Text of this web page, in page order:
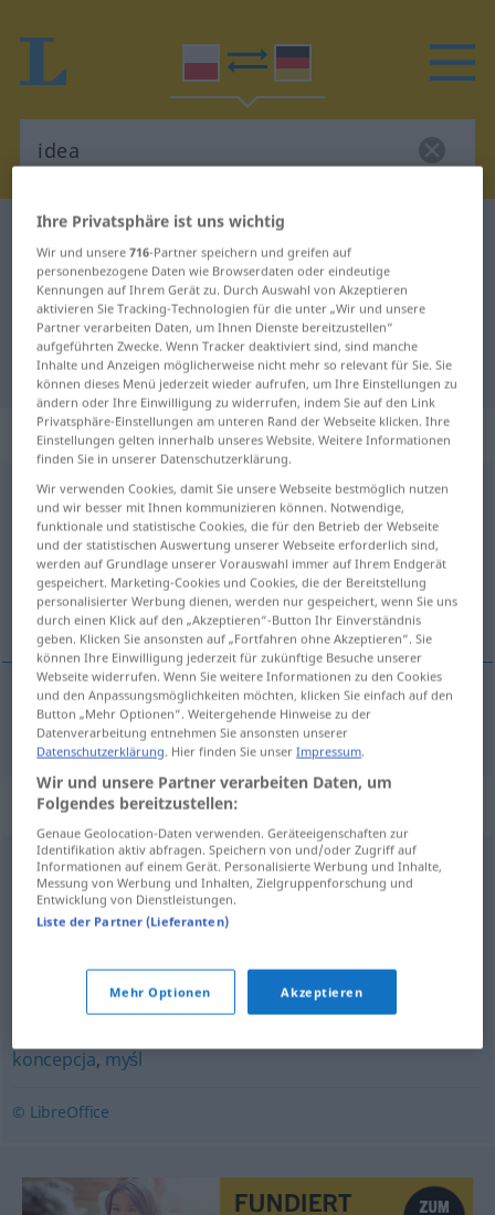
Polnisch-Deutsch Wörterbuch
Polnisch-Deutsch Übersetzung für
"idea"
"idea" Deutsch Übersetzung
„idea“: rodzaj żeński
ideaf <gendat lokidei;-ee;genidei>
Übersicht aller Übersetzungen
(Für mehr Details die Übersetzung anklicken/antippen)
Idee
Ideef idea
Synonyme für "idea"
kwestia,materia,myśl,przedmiot,rzecz,sprawa temat
zagadnienie
inicjatywa,myśl,pomysł,projekt,propozycja
przedsięwzięcie
koncepcja, myśl
© LibreOffice
Ihre Privatsphäre ist uns wichtig
Wir und unsere716-Partner speichern und greifen auf
personenbezogene Daten wie Browserdaten oder eindeutige
Kennungen auf Ihrem Gerät zu. Durch Auswahl von Akzeptieren
aktivieren Sie Tracking-Technologien für die unter „Wir und unsere
Partner verarbeiten Daten, um Ihnen Dienste bereitzustellen“
aufgeführten Zwecke. Wenn Tracker deaktiviert sind, sind manche
Inhalte und Anzeigen möglicherweise nicht mehr so relevant für Sie. Sie
können dieses Menü jederzeit wieder aufrufen, um Ihre Einstellungen zu
ändern oder Ihre Einwilligung zu widerrufen, indem Sie auf den Link
Privatsphäre-Einstellungen am unteren Rand der Webseite klicken. Ihre
Einstellungen gelten innerhalb unseres Website. Weitere Informationen
finden Sie in unserer Datenschutzerklärung.
Wir verwenden Cookies, damit Sie unsere Webseite bestmöglich nutzen
und wir besser mit Ihnen kommunizieren können. Notwendige,
funktionale und statistische Cookies, die für den Betrieb der Webseite
und der statistischen Auswertung unserer Webseite erforderlich sind,
werden auf Grundlage unserer Vorauswahl immer auf Ihrem Endgerät
gespeichert. Marketing-Cookies und Cookies, die der Bereitstellung
personalisierter Werbung dienen, werden nur gespeichert, wenn Sie uns
durch einen Klick auf den „Akzeptieren“-Button Ihr Einverständnis
geben. Klicken Sie ansonsten auf „Fortfahren ohne Akzeptieren“. Sie
können Ihre Einwilligung jederzeit für zukünftige Besuche unserer
Webseite widerrufen. Wenn Sie weitere Informationen zu den Cookies
und den Anpassungsmöglichkeiten möchten, klicken Sie einfach auf den
Button „Mehr Optionen“. Weitergehende Hinweise zu der
Datenverarbeitung entnehmen Sie ansonsten unserer
Datenschutzerklärung. Hier finden Sie unserImpressum.
Wir und unsere Partner verarbeiten Daten, um
Folgendes bereitzustellen:
Genaue Geolocation-Daten verwenden. Geräteeigenschaften zur
Identifikation aktiv abfragen. Speichern von und/oder Zugriff auf
Informationen auf einem Gerät. Personalisierte Werbung und Inhalte,
Messung von Werbung und Inhalten, Zielgruppenforschung und
Entwicklung von Dienstleistungen.
Liste der Partner (Lieferanten)
Mehr Optionen Akzeptieren